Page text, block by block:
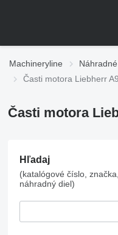
Machineryline
Časti motora Liebherr
Časti motora
Hľadaj
(katalógové číslo,
náhradný diel)